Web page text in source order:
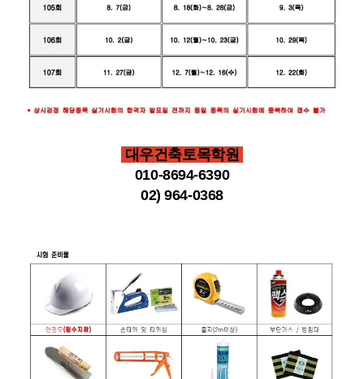
대우건축토목학원
010-8694-6390
02) 964-0368